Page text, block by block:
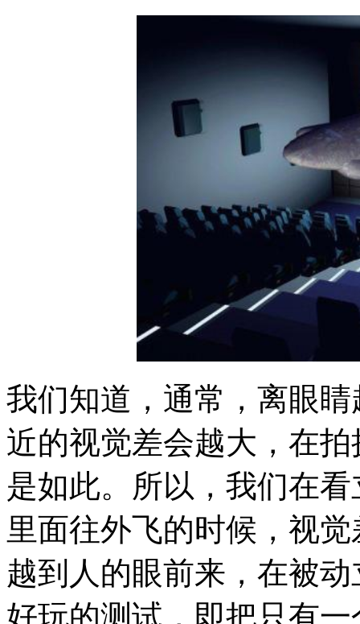
我们知道，通常，离眼
近的视觉差会越大，在
是如此。所以，我们在
里面往外飞的时候，视
越到人的眼前来，在被
好玩的测试，即把只有